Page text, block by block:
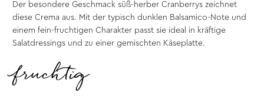
Der besondere Geschmack süß-herber Cranberrys zeichnet
diese Crema aus. Mit der typisch dunklen Balsamico-Note und
einem fein-fruchtigen Charakter passt sie ideal in kräftige
Salatdressings und zu einer gemischten Käseplatte.
fruchtig